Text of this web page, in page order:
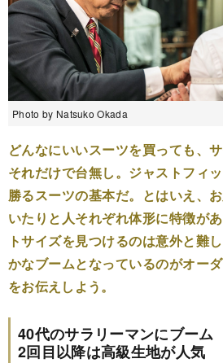
Photo by Natsuko Okada
どんなにいいスーツを買っても、
それだけで台無し。ジャストフィ
勝るスーツの基本だ。とはいえ、
いたりと人それぞれ体形に特徴が
トサイズを見つけるのは意外と難
かなブームとなっているのがオー
をお伝えしよう。
40代のサラリーマンにブーム
2回目以降は高級生地が人気